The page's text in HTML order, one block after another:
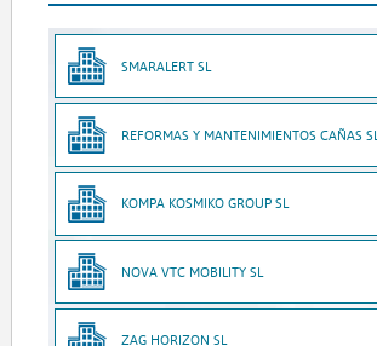
SMARALERT SL
REFORMAS Y MANTENIMIENTOS CAÑAS SL
KOMPA KOSMIKO GROUP SL
NOVA VTC MOBILITY SL
ZAG HORIZON SL